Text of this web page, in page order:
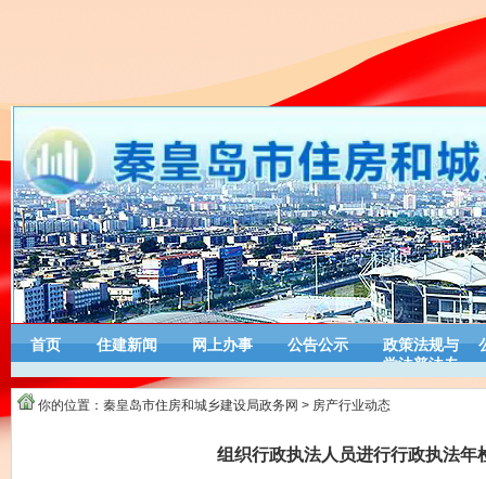
首页 住建新闻 网上办事 公告公示
政策法规与
学法普法专
你的位置： 秦皇岛市住房和城乡建设局政务网 > 房产行业动态
组织行政执法人员进行行政执法年